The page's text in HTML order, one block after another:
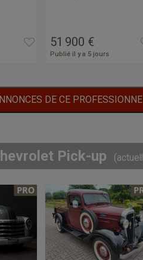
51 900 €
Publié il y a 5 jours
DE CE
Pick-up